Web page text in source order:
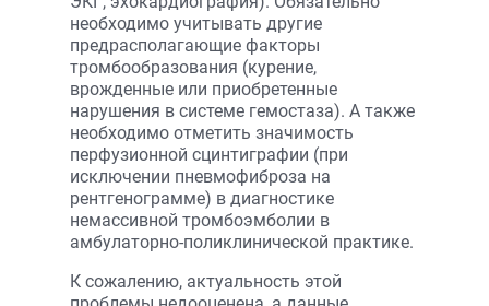
необходимо учитывать другие
предрасполагающие факторы
тромбообразования (курение,
врожденные или приобретенные
нарушения в системе гемостаза). А также
необходимо отметить значимость
перфузионной сцинтиграфии (при
исключении пневмофиброза на
рентгенограмме) в диагностике
немассивной тромбоэмболии в
амбулаторно-поликлинической практике.
К сожалению, актуальность этой